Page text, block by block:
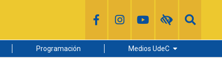
Programación Medios UdeC